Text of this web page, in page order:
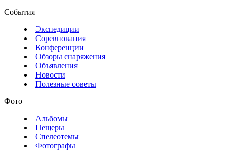
События
Экспедиции
Соревнования
Конференции
Обзоры снаряжения
Объявления
Новости
Полезные советы
Фото
Альбомы
Пещеры
Спелеотемы
Фотографы